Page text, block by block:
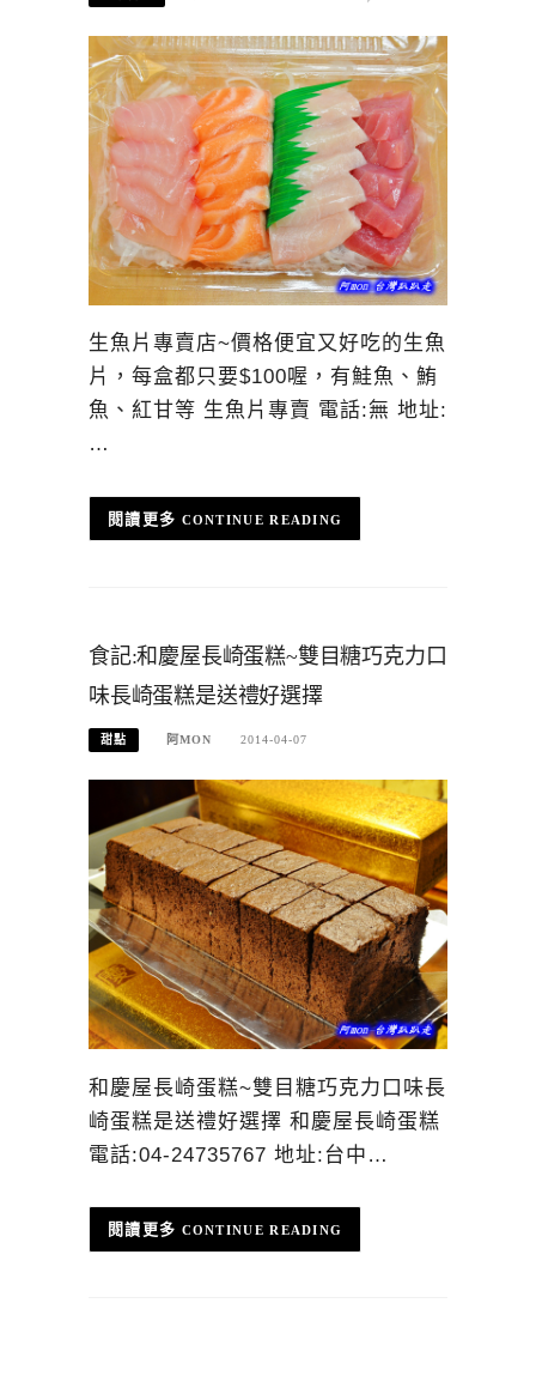
生魚片專賣店~價格便宜又好吃的生魚
片，每盒都只要$100喔，有鮭魚、鮪
魚、紅甘等 生魚片專賣 電話:無 地址:
…
CONTINUE READING
食記:和慶屋長崎蛋糕~雙目糖巧克力口
味長崎蛋糕是送禮好選擇
甜點 阿MON 2014-04-07
和慶屋長崎蛋糕~雙目糖巧克力口味長
崎蛋糕是送禮好選擇 和慶屋長崎蛋糕
電話:04-24735767 地址:台中…
CONTINUE READING